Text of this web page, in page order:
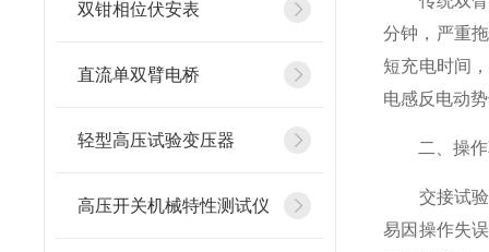
双钳相位伏安表
直流单双臂电桥
轻型高压试验变压器
高压开关机械特性测试仪
分钟，严重
短充电时间
电感反电动
二、操作
交接试验现
易因操作失